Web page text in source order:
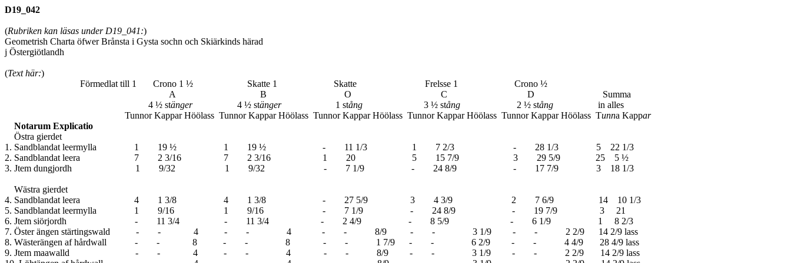
D19_042
(Rubriken kan läsas under D19_041:)
Geometrish Charta öfwer Brånsta i Gysta sochn och Skiärkinds härad
j Östergiötlandh
(Text här:)
Förmedlat till 1 Crono 1 ½ Skatte 1 Skatte Frelsse 1 Crono ½
A B O C D Summa
4 ½ stänger4 ½ stänger1 stång 3 ½ stång 2 ½ stång in alles
Tunnor Kappar Höölass Tunnor Kappar Höölass Tunnor Kappar Höölass Tunnor Kappar Höölass Tunnor Kappar Höölass Tunna Kappar
Notarum Explicatio
Östra gierdet
1. Sandblandat leermylla 1 19 ½ 1 19 ½ - 11 1/3 1 7 2/3 - 28 1/3 5 22 1/3
2. Sandblandat leera 7 2 3/16 7 2 3/16 1 20 5 15 7/9 3 29 5/9 25 5 ½
3. Jtem dungjordh 1 9/32 1 9/32 - 7 1/9 - 24 8/9 - 17 7/9 3 18 1/3
Wästra gierdet
4. Sandblandat leera 4 1 3/8 4 1 3/8 - 27 5/9 3 4 3/9 2 7 6/9 14 10 1/3
5. Sandblandat leermylla 1 9/16 1 9/16 - 7 1/9 - 24 8/9 - 19 7/9 3 21
6. Jtem siörjordh - 11 3/4 - 11 3/4 - 2 4/9 - 8 5/9 - 6 1/9 1 8 2/3
7. Öster ängen stärtingswald - - 4 - - 4 - - 8/9 - - 3 1/9 - - 2 2/9 14 2/9 lass
8. Wästerängen af hårdwall - - 8 - - 8 - - 1 7/9 - - 6 2/9 - - 4 4/9 28 4/9 lass
9. Jtem maawalld - - 4 - - 4 - - 8/9 - - 3 1/9 - - 2 2/9 14 2/9 lass